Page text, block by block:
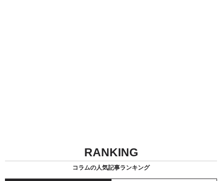
RANKING
コラムの人気記事ランキング